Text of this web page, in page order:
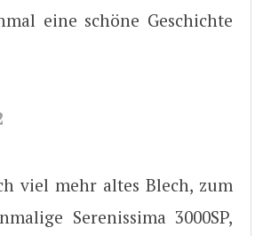
eine schöne Geschichte
viel mehr altes Blech, zum
Serenissima 3000SP,